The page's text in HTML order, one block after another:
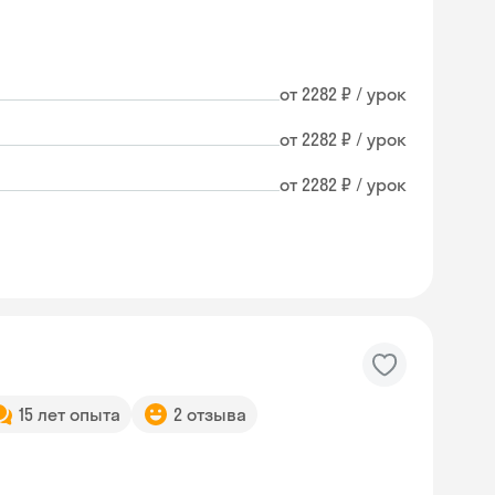
от 2282 ₽ / урок
от 2282 ₽ / урок
от 2282 ₽ / урок
15 лет опыта 2 отзыва